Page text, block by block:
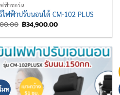
ฟฟ้าทุกรุ่น
ไฟฟ้าปรับนอนได้ CM-102 PLUS
Original
price
was:
฿47,500.00.
฿34,900.00Current
is:
฿34,900.00.
มท